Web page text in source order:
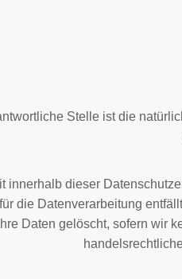
Stelle ist die
innerhalb dieser
die Datenverarbeitung
Daten gelöscht, sofern wir